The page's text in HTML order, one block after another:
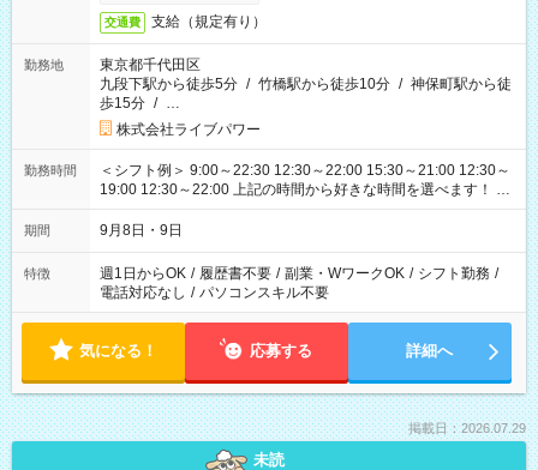
交通費 支給（規定有り）
勤務地
東京都千代田区
九段下駅から徒歩5分 / 竹橋駅から徒歩10分 / 神保町駅から徒
歩15分 / …
株式会社ライブパワー
勤務時間
＜シフト例＞ 9:00～22:30 12:30～22:00 15:30～21:00 12:30～
19:00 12:30～22:00 上記の時間から好きな時間を選べます！ ※
時間は変更となる可能性があります
期間 9月8日・9日
特徴 週1日からOK / 履歴書不要 / 副業・WワークOK / シフト勤務 /
電話対応なし / パソコンスキル不要
気になる！ 応募する 詳細へ
掲載日：2026.07.29
未読